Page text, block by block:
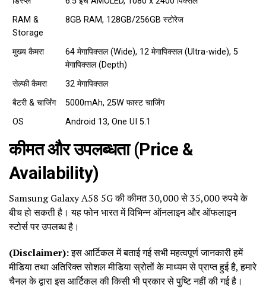
RAM &
Storage
8GB RAM, 128GB/256GB स्टोरेज
मुख्य कैमरा
64 मेगापिक्सल (Wide), 12 मेगापिक्सल (Ultra-wide), 5
मेगापिक्सल (Depth)
सेल्फी कैमरा
32 मेगापिक्सल
बैटरी & चार्जिंग
5000mAh, 25W फास्ट चार्जिंग
OS
Android 13, One UI 5.1
कीमत और उपलब्धता (Price &
Availability)
Samsung Galaxy A58 5G की कीमत 30,000 से 35,000 रुपये के
बीच हो सकती है। यह फोन भारत में विभिन्न ऑनलाइन और ऑफलाइन
स्टोर्स पर उपलब्ध है।
(Disclaimer):इस आर्टिकल में बताई गई सभी महत्वपूर्ण जानकारी हमें
मीडिया तथा अतिरिक्त सोशल मीडिया स्रोतों के माध्यम से प्राप्त हुई है, हमारे
चैनल के द्वारा इस आर्टिकल की किसी भी प्रकार से पुष्टि नहीं की गई है।